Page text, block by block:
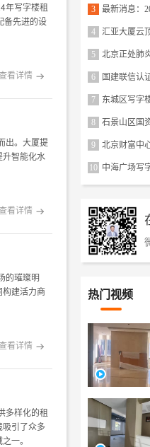
年写字楼租
备先进的设
看详情 
出。大厦提
升智能化水
看详情 
的璀璨明
构建活力商
看详情 
多样化的租
引了众多
一。
3
4
5
6
7 东城区写字
8
9 北京财富中
10
热门视频